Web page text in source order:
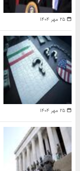
۲۵ مهر ۱۴۰۴
۲۵ مهر ۱۴۰۴